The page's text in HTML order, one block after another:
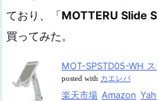
ており、「MOTTERU Slide
買ってみた。
MOT-SPSTD05-WH
posted with カエレバ
楽天市場 Amazon